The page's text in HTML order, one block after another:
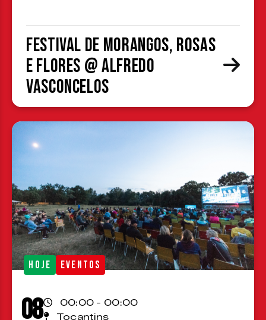
Festival de Morangos, Rosas
e Flores @ Alfredo
Vasconcelos
HOJE EVENTOS
08
00:00 - 00:00
Tocantins